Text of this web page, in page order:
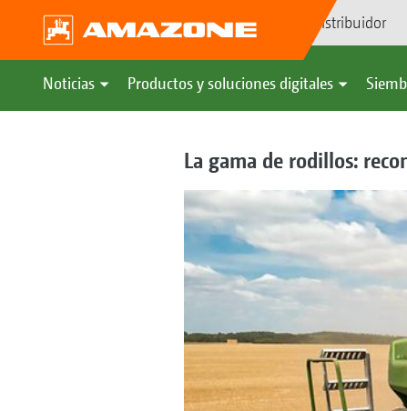
Búsqueda de distribuidor
Noticias Productos y soluciones digitales
La gama de rodillos: